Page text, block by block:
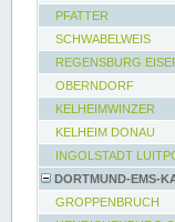
PFATTER
SCHWABELWEIS
REGENSBURG
OBERNDORF
KELHEIMWINZER
KELHEIM DONAU
INGOLSTADT
DORTMUND-EMS-
GROPPENBRUCH